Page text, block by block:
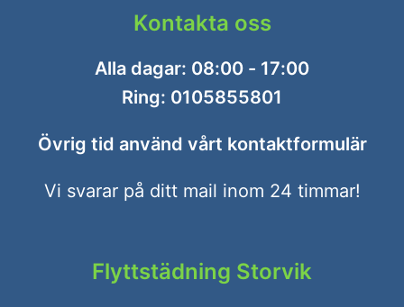
Kontakta oss
Alla dagar: 08:00 - 17:00
Ring: 0105855801
Övrig tid använd vårt kontaktformulär
Vi svarar på ditt mail inom 24 timmar!
Flyttstädning Storvik